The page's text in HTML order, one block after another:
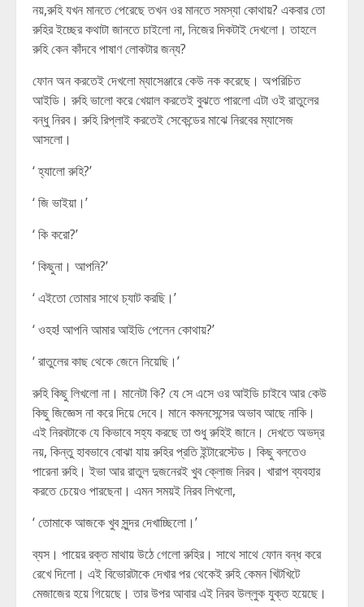
নয়,রুহি যখন মানতে পেরেছে তখন ওর মানতে সমস্যা কোথায়? একবার তো
রুহির ইচ্ছের কথাটা জানতে চাইলো না, নিজের দিকটাই দেখলো। তাহলে
রুহি কেন কাঁদবে পাষাণ লোকটার জন্য?
ফোন অন করতেই দেখলো ম্যাসেঞ্জারে কেউ নক করেছে। অপরিচিত
আইডি। রুহি ভালো করে খেয়াল করতেই বুঝতে পারলো এটা ওই রাতুলের
বন্ধু নিরব। রুহি রিপ্লাই করতেই সেকেন্ডের মাঝে নিরবের ম্যাসেজ
আসলো।
‘ হ্যালো রুহি?’
‘ জি ভাইয়া।’
‘ কি করো?’
‘ কিছুনা। আপনি?’
‘ এইতো তোমার সাথে চ্যাট করছি।’
‘ ওহহ! আপনি আমার আইডি পেলেন কোথায়?’
‘ রাতুলের কাছ থেকে জেনে নিয়েছি।’
রুহি কিছু লিখলো না। মানেটা কি? যে সে এসে ওর আইডি চাইবে আর কেউ
কিছু জিজ্ঞেস না করে দিয়ে দেবে। মানে কমনসেন্সের অভাব আছে নাকি।
এই নিরবটাকে যে কিভাবে সহ্য করছে তা শুধু রুহিই জানে। দেখতে অভদ্র
নয়, কিন্তু হাবভাবে বোঝা যায় রুহির প্রতি ইন্টারেস্টেড। কিছু বলতেও
পারেনা রুহি। ইভা আর রাতুল দুজনেরই খুব ক্লোজ নিরব। খারাপ ব্যবহার
করতে চেয়েও পারছেনা। এমন সময়ই নিরব লিখলো,
‘ তোমাকে আজকে খুব সুন্দর দেখাচ্ছিলো।’
ব্যস। পায়ের রক্ত মাথায় উঠে গেলো রুহির। সাথে সাথে ফোন বন্ধ করে
রেখে দিলো। এই বিভোরটাকে দেখার পর থেকেই রুহি কেমন খিটখিটে
মেজাজের হয়ে গিয়েছে। তার উপর আবার এই নিরব উল্লুক যুক্ত হয়েছে।